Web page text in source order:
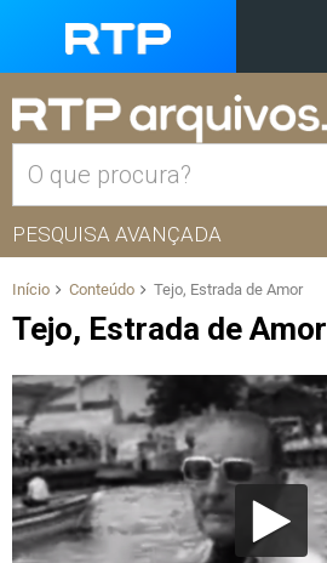
PESQUISA AVANÇADA
Início Conteúdo Tejo, Estrada de Amor
Tejo, Estrada de Amor